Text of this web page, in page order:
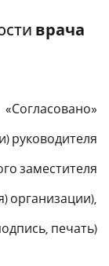
врача
«Согласовано»
руководителя
заместителя
организации),
печать)